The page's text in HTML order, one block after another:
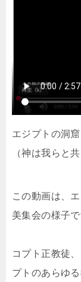
エジプトの洞
（神は我らと
この動画は、
美集会の様子で
コプト正教徒
プトのあらゆ